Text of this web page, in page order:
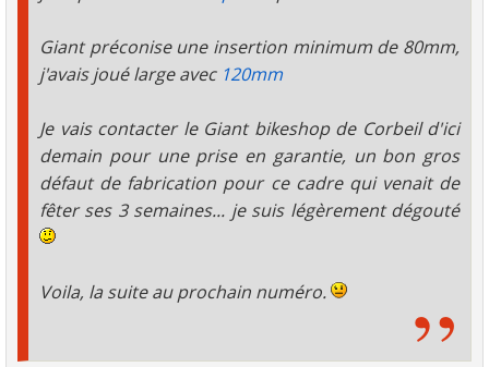
Giant préconise une insertion minimum de 80mm,
j'avais joué large avec 120mm
Je vais contacter le Giant bikeshop de Corbeil d'ici
demain pour une prise en garantie, un bon gros
défaut de fabrication pour ce cadre qui venait de
fêter ses 3 semaines... je suis légèrement dégouté
Voila, la suite au prochain numéro.